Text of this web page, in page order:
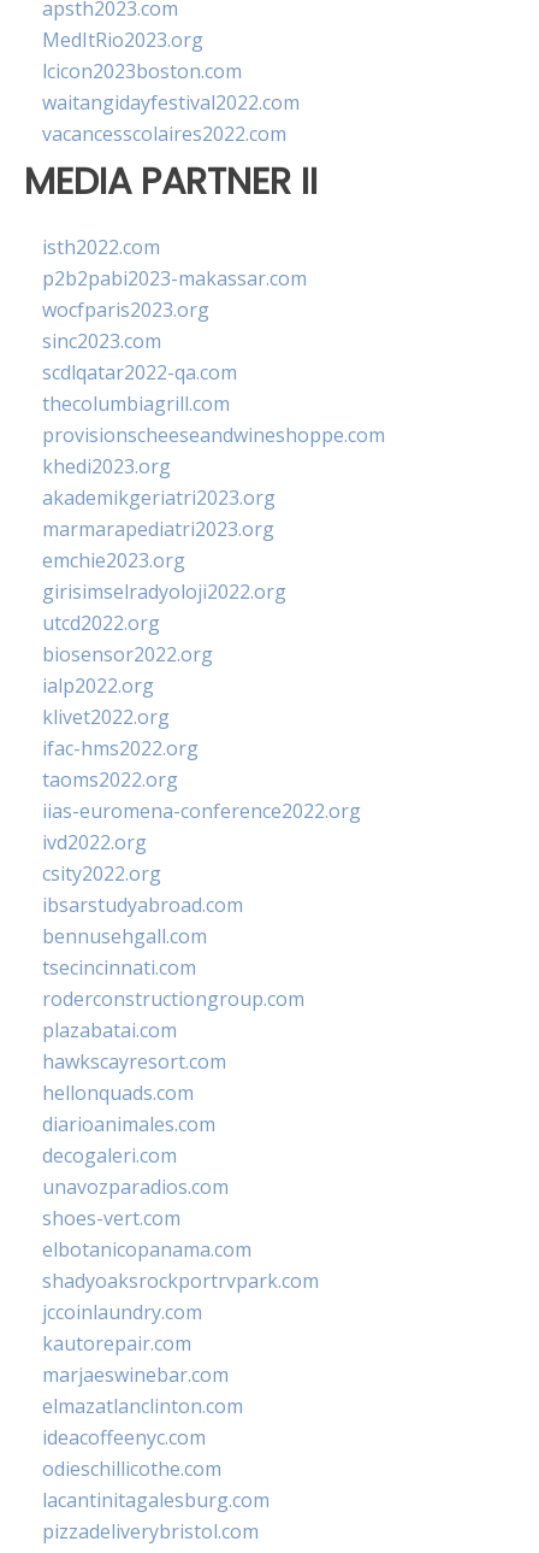
apsth2023.com
MedItRio2023.org
lcicon2023boston.com
waitangidayfestival2022.com
vacancesscolaires2022.com
MEDIA PARTNER II
isth2022.com
p2b2pabi2023-makassar.com
wocfparis2023.org
sinc2023.com
scdlqatar2022-qa.com
thecolumbiagrill.com
provisionscheeseandwineshoppe.com
khedi2023.org
akademikgeriatri2023.org
marmarapediatri2023.org
emchie2023.org
girisimselradyoloji2022.org
utcd2022.org
biosensor2022.org
ialp2022.org
klivet2022.org
ifac-hms2022.org
taoms2022.org
iias-euromena-conference2022.org
ivd2022.org
csity2022.org
ibsarstudyabroad.com
bennusehgall.com
tsecincinnati.com
roderconstructiongroup.com
plazabatai.com
hawkscayresort.com
hellonquads.com
diarioanimales.com
decogaleri.com
unavozparadios.com
shoes-vert.com
elbotanicopanama.com
shadyoaksrockportrvpark.com
jccoinlaundry.com
kautorepair.com
marjaeswinebar.com
elmazatlanclinton.com
ideacoffeenyc.com
odieschillicothe.com
lacantinitagalesburg.com
pizzadeliverybristol.com